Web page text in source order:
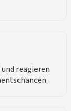
reagieren